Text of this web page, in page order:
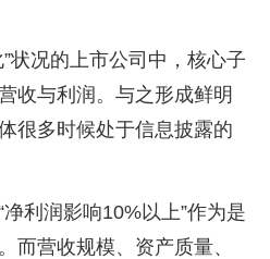
状况的上市公司中，核心子
收与利润。与之形成鲜明
很多时候处于信息披露的
利润影响10%以上”作为是
而营收规模、资产质量、